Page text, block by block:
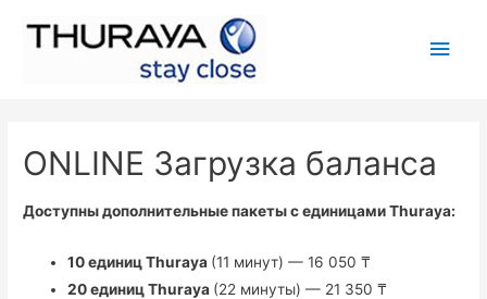
ONLINE Загрузка баланса
Доступны дополнительные пакеты с единицами Thuraya:
10 единиц Thuraya (11 минут) — 16 050 ₸
20 единиц Thuraya (22 минуты) — 21 350 ₸